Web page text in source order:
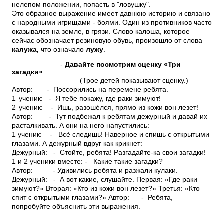
нелепом положении, попасть в "ловушку".
Это образное выражение имеет давнюю историю и связано
с народными игрищами - боями. Один из противников часто
оказывался на земле, в грязи. Слово калоша, которое
сейчас обозначает резиновую обувь, произошло от слова
калужа, что означало лужу
- Давайте посмотрим сценку «Три
загадки»
(Трое детей показывают сценку.)
Автор: - Поссорились на перемене ребята.
1 ученик: - Я тебе покажу, где раки зимуют!
2 ученик: - Ишь, разошѐлся, прямо из кожи вон лезет!
Автор: - Тут подбежал к ребятам дежурный и давай их
расталкивать. А они на него напустились:
1 ученик: - Всѐ следишь! Наверное и спишь с открытыми
глазами. А дежурный вдруг как крикнет:
Дежурный: - Стойте, ребята! Разгадайте-ка свои загадки!
1 и 2 ученики вместе: - Какие такие загадки?
Автор: - Удивились ребята и разжали кулаки.
Дежурный: - А вот какие, слушайте. Первая: «Где раки
зимуют?» Вторая: «Кто из кожи вон лезет?» Третья: «Кто
спит с открытыми глазами?» Автор: - Ребята,
попробуйте объяснить эти выражения.